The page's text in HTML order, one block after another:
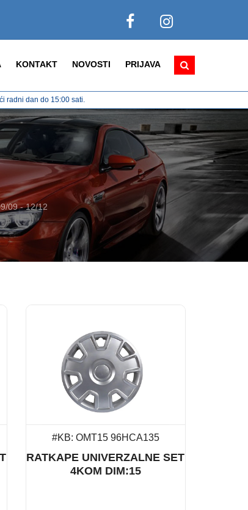
KONTAKT NOVOSTI PRIJAVA
radni dan do 15:00 sati.
09 - 12/12
#KB: OMT15 96HCA135
RATKAPE UNIVERZALNE SET
4KOM DIM:15